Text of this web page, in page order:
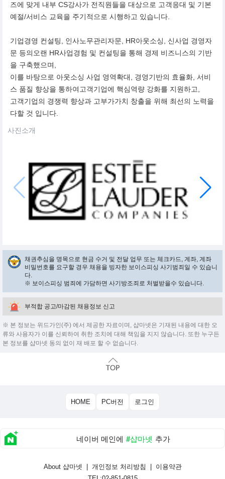
즈에 맞게 내부 CS강사가 전직원들을 대상으로 고객응대 및 기본
예절/서비스 교육을 주기적으로 시행하고 있습니다.
기업경영 컨설팅, 인사노무관리자문, HR아웃소싱, 신사업 경영자
문 등의오랜 HR사업경험 및 컨설팅을 통해 경제 비즈니스의 기반
을 구축했으며,
이를 바탕으로 아웃소싱 사업 영역확대, 경영기반의 효율화, 서비
스 품질 향상을 통하여고객기업에 핵심역량 강화를 지원하고,
고객기업의 경쟁력 향상과 고부가가치 창출을 위해 최선의 노력을
다할 것 입니다.
사진소개
채권추심을 명목으로 현금 수거 및 전달 업무 또는 체크카드, 계좌, 계좌
비밀번호를 요구할 경우 채용을 빙자한 보이스피싱 사기범죄일 수 있습니
다.
※ 보이스피싱 범죄에 가담하면 사기방조죄로 처벌받을수 있습니다.
부적합 공고/마감된 채용정보 신고
※ 본 정보는 위드가인(주) 에서 제공한 자료이며, 샵마넷은 기재된 내용에 대한 오
류와 사용자가 이를 신뢰하여 취한 조치에 대해 책임을 지지 않습니다. 또한 누구든
본 정보를 샵마넷 동의 없이 재 배포 할 수 없습니다.
HOME PC버전 로그인
네이버 메인에 #샵마넷 추가
About 샵마넷 개인정보 처리방침
이용약관